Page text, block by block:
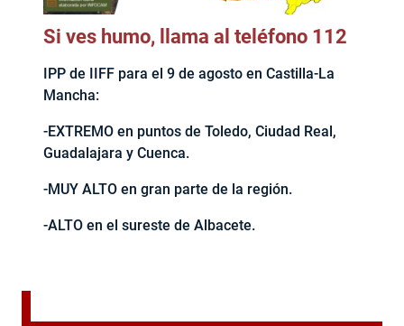
Si ves humo, llama al teléfono 112
IPP de IIFF para el 9 de agosto en Castilla-La
Mancha:
-EXTREMO en puntos de Toledo, Ciudad Real,
Guadalajara y Cuenca.
-MUY ALTO en gran parte de la región.
-ALTO en el sureste de Albacete.